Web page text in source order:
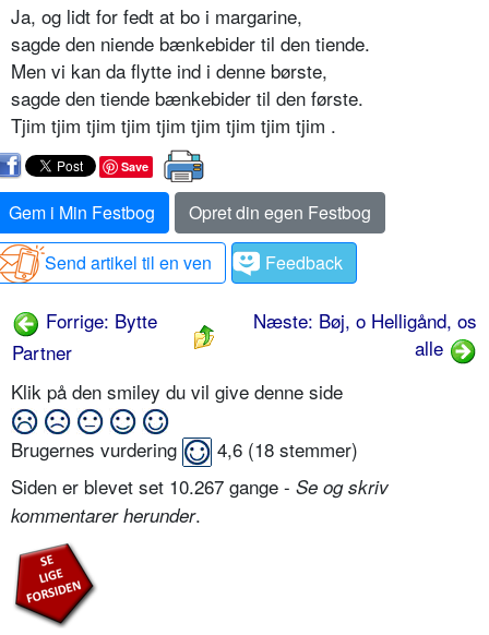
Ja, og lidt for fedt at bo i margarine,
sagde den niende bænkebider til den tiende.
Men vi kan da flytte ind i denne børste,
sagde den tiende bænkebider til den første.
Tjim tjim tjim tjim tjim tjim tjim tjim tjim .
Save
Gem i Min Festbog
Opret din egen Festbog
Send artikel til en ven
Feedback
Forrige: Bytte
Partner
Næste: Bøj, o Helligånd, os
alle
Klik på den smiley du vil give denne side
Brugernes vurdering 4,6 (18 stemmer)
Siden er blevet set 10.267 gange - Se og skriv
kommentarer herunder.